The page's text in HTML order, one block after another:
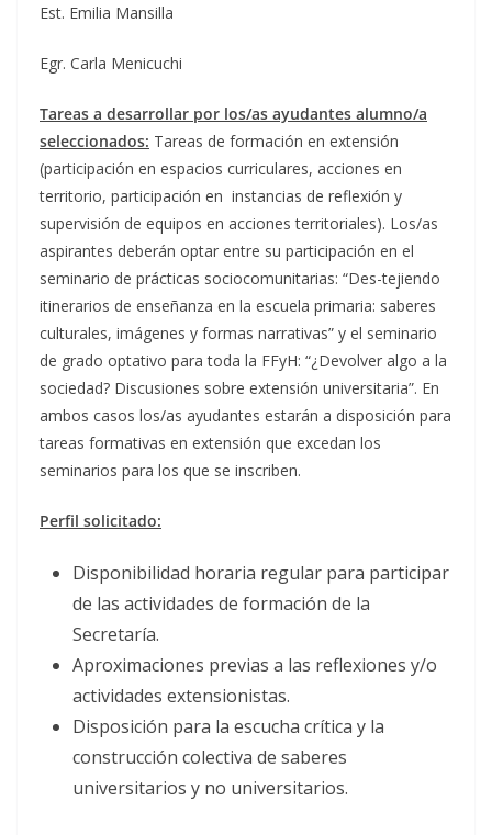
Est. Emilia Mansilla
Egr. Carla Menicuchi
Tareas a desarrollar por los/as ayudantes alumno/a
seleccionados: Tareas de formación en extensión
(participación en espacios curriculares, acciones en
territorio, participación en instancias de reflexión y
supervisión de equipos en acciones territoriales). Los/as
aspirantes deberán optar entre su participación en el
seminario de prácticas sociocomunitarias: “Des-tejiendo
itinerarios de enseñanza en la escuela primaria: saberes
culturales, imágenes y formas narrativas” y el seminario
de grado optativo para toda la FFyH: “¿Devolver algo a la
sociedad? Discusiones sobre extensión universitaria”. En
ambos casos los/as ayudantes estarán a disposición para
tareas formativas en extensión que excedan los
seminarios para los que se inscriben.
Perfil solicitado:
Disponibilidad horaria regular para participar
de las actividades de formación de la
Secretaría.
Aproximaciones previas a las reflexiones y/o
actividades extensionistas.
Disposición para la escucha crítica y la
construcción colectiva de saberes
universitarios y no universitarios.